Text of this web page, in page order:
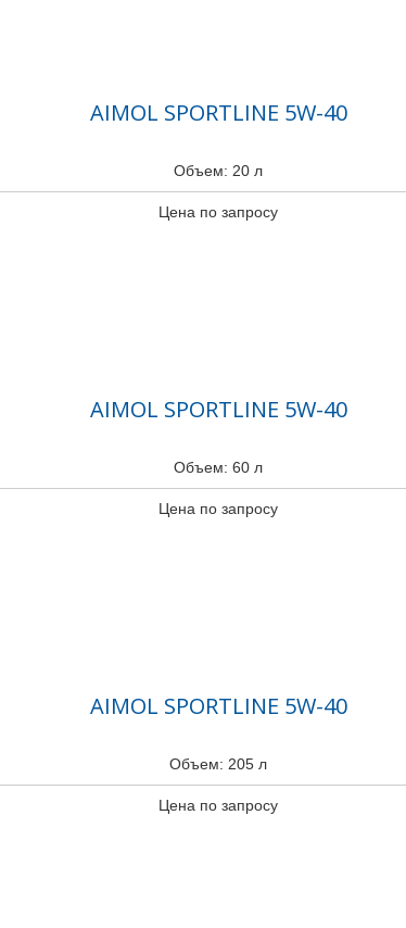
AIMOL SPORTLINE 5W-40
Объем: 20 л
Цена по запросу
AIMOL SPORTLINE 5W-40
Объем: 60 л
Цена по запросу
AIMOL SPORTLINE 5W-40
Объем: 205 л
Цена по запросу